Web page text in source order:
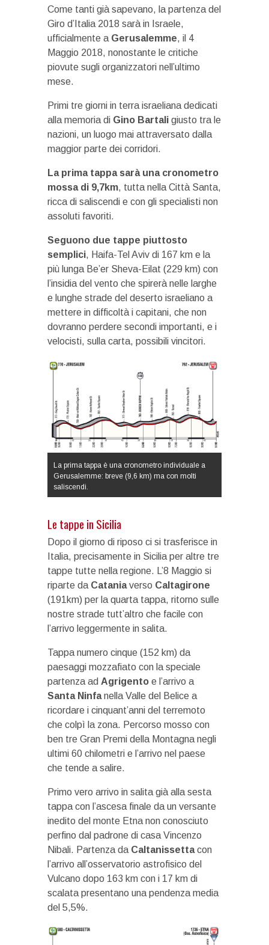
Come tanti già sapevano, la partenza del
Giro d’Italia 2018 sarà in Israele,
ufficialmente a Gerusalemme, il 4
Maggio 2018, nonostante le critiche
piovute sugli organizzatori nell’ultimo
mese.
Primi tre giorni in terra israeliana dedicati
alla memoria di Gino Bartali giusto tra le
nazioni, un luogo mai attraversato dalla
maggior parte dei corridori.
La prima tappa sarà una cronometro
mossa di 9,7km, tutta nella Città Santa,
ricca di saliscendi e con gli specialisti non
assoluti favoriti.
Seguono due tappe piuttosto
semplici, Haifa-Tel Aviv di 167 km e la
più lunga Be’er Sheva-Eilat (229 km) con
l’insidia del vento che spirerà nelle larghe
e lunghe strade del deserto israeliano a
mettere in difficoltà i capitani, che non
dovranno perdere secondi importanti, e i
velocisti, sulla carta, possibili vincitori.
La prima tappa è una cronometro individuale a
Gerusalemme: breve (9,6 km) ma con molti
saliscendi.
Le tappe in Sicilia
Dopo il giorno di riposo ci si trasferisce in
Italia, precisamente in Sicilia per altre tre
tappe tutte nella regione. L’8 Maggio si
riparte da Cataniaverso Caltagirone
(191km) per la quarta tappa, ritorno sulle
nostre strade tutt’altro che facile con
l’arrivo leggermente in salita.
Tappa numero cinque (152 km) da
paesaggi mozzafiato con la speciale
partenza ad Agrigento e l’arrivo a
Santa Ninfanella Valle del Belice a
ricordare i cinquant’anni del terremoto
che colpì la zona. Percorso mosso con
ben tre Gran Premi della Montagna negli
ultimi 60 chilometri e l’arrivo nel paese
che tende a salire.
Primo vero arrivo in salita già alla sesta
tappa con l’ascesa finale da un versante
inedito del monte Etna non conosciuto
perfino dal padrone di casa Vincenzo
Nibali. Partenza da Caltanissettacon
l’arrivo all’osservatorio astrofisico del
Vulcano dopo 163 km con i 17 km di
scalata presentano una pendenza media
del 5,5%.